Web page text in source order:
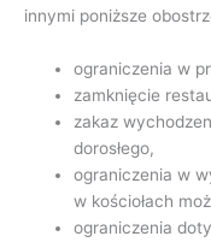
innymi poniższe
ograniczenia w
zamknięcie
zakaz
dorosłego,
ograniczenia w
w kościołach
ograniczenia